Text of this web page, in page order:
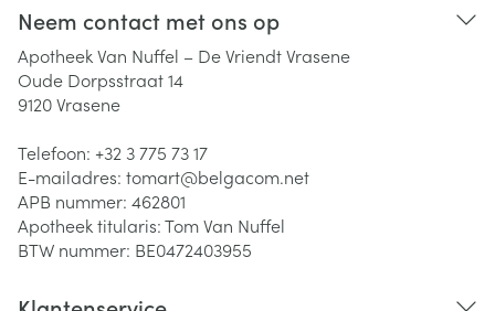
Neem contact met ons op
Apotheek Van Nuffel – De Vriendt Vrasene
Oude Dorpsstraat 14
9120Vrasene
Telefoon: +32 3 775 73 17
E-mailadres: tomart@belgacom.net
APB nummer: 462801
Apotheek titularis:Tom Van Nuffel
BTW nummer: BE0472403955